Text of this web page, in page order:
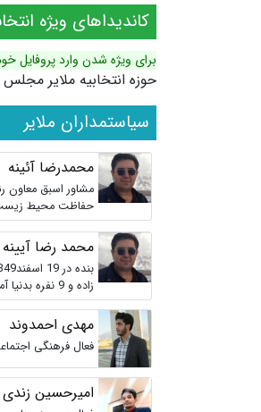
کاندیداهای ویژه
برای ویژه شدن وارد پروفایل
حوزه انتخابیه ملایر
سیاستمداران ملایر
محمدرضا آئینه
مشاور اسبق
حفاظت محیط زیست
محمد رضا آیینه
زاده و 9 نفره بدنیا آمده و فرز
مهدی احمدوند
فعال فرهنگی
امیرحسین زندی